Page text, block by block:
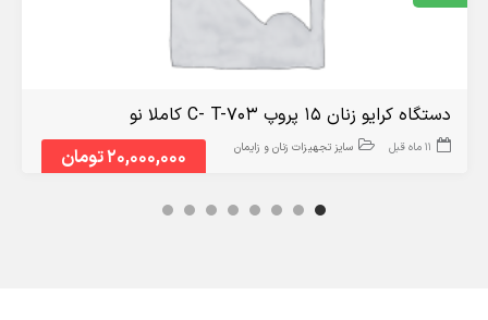
20,000,000 تومان
دستگاه کرایو زنان ۱۵ پروپ C- T-703 کاملا نو
11 ماه قبل سایز تجهیزات زنان و زایمان